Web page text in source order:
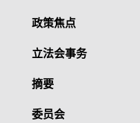
政策焦点
立法会事务
摘要
委员会